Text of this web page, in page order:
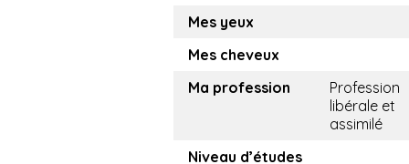
Mes yeux
Mes cheveux
Ma profession
Profession
libérale et
assimilé
Niveau d’études